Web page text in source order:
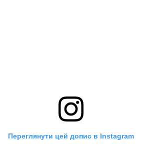
Переглянути цей допис в Instagram